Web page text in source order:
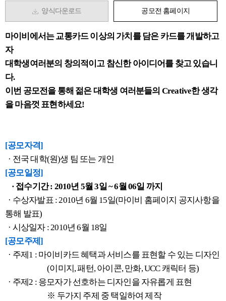
양식다운로드 공모전 홈페이지
마이비에서는 교통카드 이상의 가치를 담은 카드를 개발하고
자
대학생여러분의 창의적이고 참신한 아이디어를 찾고 있습니
다.
이번 공모전을 통해 젊은 대학생 여러분들의 Creative한 생각
을 마음껏 표현하세요!
[공모자격]
· 전국 대학(원)생 팀 또는 개인
[공모일정]
· 접수기간 : 2010년 5월 3일 ~ 6월 06일 까지
· 수상자발표 : 2010년 6월 15일(마이비 홈페이지 공지사항을
통해 발표)
· 시상일자 : 2010년 6월 18일
[공모주제]
· 주제1 : 마이비카드 혜택과 서비스를 표현할 수 있는 디자인
(이미지, 패턴, 아이콘, 만화, UCC 캐릭터 등)
· 주제2 : 응모자가 선호하는 디자인을 자유롭게 표현
※ 두가지 주제 중 택일하여 제작